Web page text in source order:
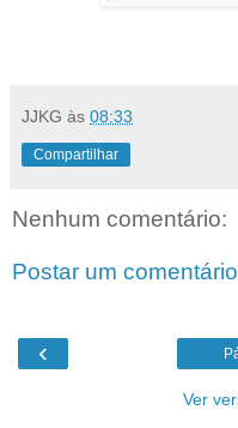
JJKG às 08:33
Compartilhar
Nenhum comentário:
Postar um comentário
‹
Ver